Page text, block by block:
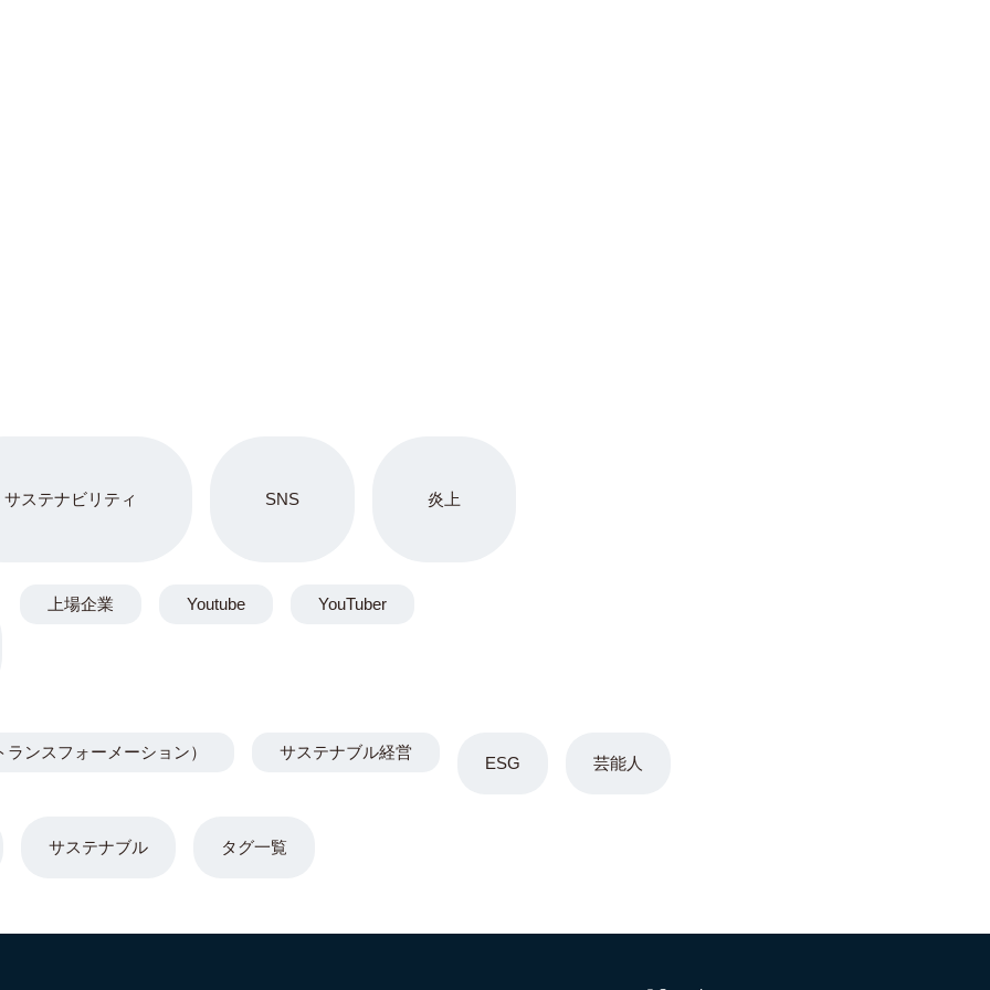
サステナビリティ SNS 炎上
ESG 芸能人
サステナブル
上場企業 Youtube YouTuber
ンスフォーメーション） サステナブル経営
タグ一覧